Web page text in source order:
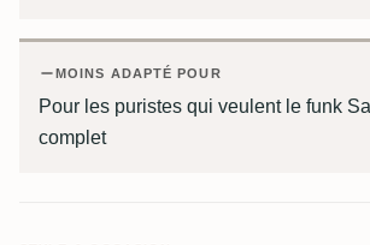
MOINS ADAPTÉ POUR
Pour les puristes qui veulent le funk
complet